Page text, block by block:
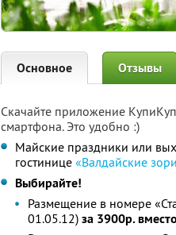
Основное Отзывы
Скачайте приложение
смартфона. Это удобно :)
Майские праздники или
гостинице «Валдайские
Выбирайте!
Размещение в номере
01.05.12) за 3900р.